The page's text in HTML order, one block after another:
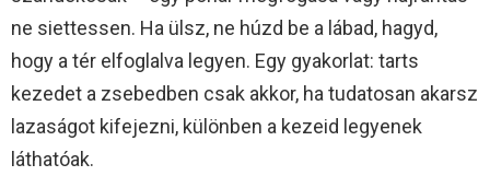
ne siettessen. Ha ülsz, ne húzd be a lábad, hagyd,
hogy a tér elfoglalva legyen. Egy gyakorlat: tarts
kezedet a zsebedben csak akkor, ha tudatosan akarsz
lazaságot kifejezni, különben a kezeid legyenek
láthatóak.